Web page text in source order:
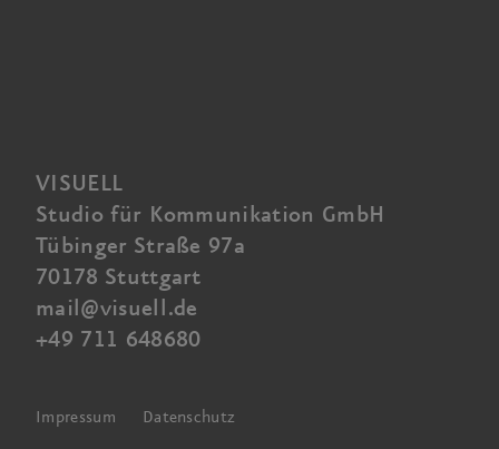
VISUELL
Studio für Kommunikation GmbH
Tübinger Straße 97a
70178 Stuttgart
mail@visuell.de
+49 711 648680
Impressum Datenschutz